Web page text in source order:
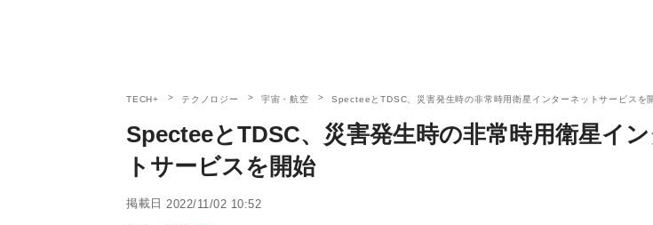
TECH+ テクノロジー 宇宙・航空 SpecteeとTDSC、災害発生時の非常時用衛星インターネットサービスを
SpecteeとTDSC、災害発生時の非常時用衛星イ
トサービスを開始
掲載日 2022/11/02 10:52